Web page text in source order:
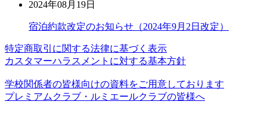
2024年08月19日
宿泊約款改定のお知らせ（2024年9月2日改定）
特定商取引に関する法律に基づく表示
カスタマーハラスメントに対する基本方針
学校関係者の皆様向けの資料をご用意しております
プレミアムクラブ・ルミエールクラブの皆様へ